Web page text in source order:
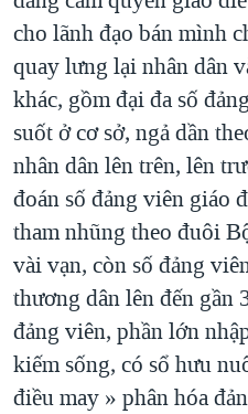
cho lãnh đạo bán mình
quay lưng lại nhân dân
khác, gồm đại đa số
suốt ở cơ sở, ngả dần
nhân dân lên trên, lên
đoán số đảng viên giáo
tham nhũng theo đuôi
vài vạn, còn số đảng
thương dân lên đến gần
đảng viên, phần lớn
kiếm sống, có sổ hưu
điều may » phân hóa